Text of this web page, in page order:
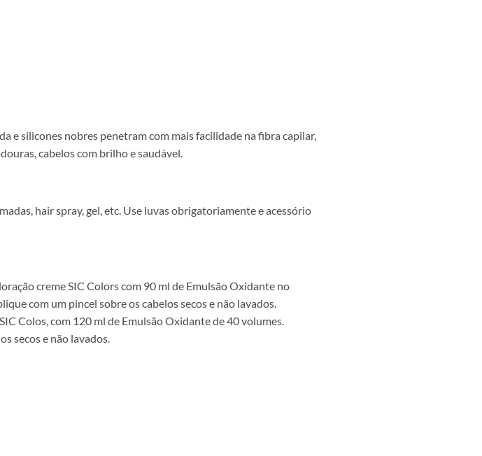
e silicones nobres penetram com mais facilidade na fibra capilar,
cabelos com brilho e saudável.
hair spray, gel, etc. Use luvas obrigatoriamente e acessório
creme SIC Colors com 90 ml de Emulsão Oxidante no
com um pincel sobre os cabelos secos e não lavados.
Colos, com 120 ml de Emulsão Oxidante de 40 volumes.
secos e não lavados.